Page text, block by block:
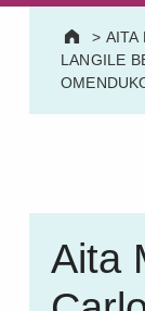
> AITA
LANGILE
Aita